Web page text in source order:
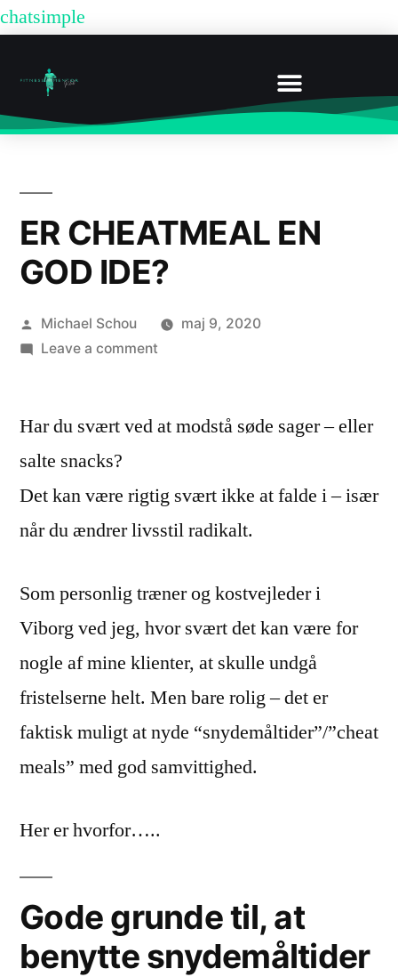
chatsimple
ER CHEATMEAL EN
GOD IDE?
Michael Schou
maj 9, 2020
Leave a comment
Har du svært ved at modstå søde sager – eller
salte snacks?
Det kan være rigtig svært ikke at falde i – især
når du ændrer livsstil radikalt.
Som personlig træner og kostvejleder i
Viborg ved jeg, hvor svært det kan være for
nogle af mine klienter, at skulle undgå
fristelserne helt. Men bare rolig – det er
faktisk muligt at nyde “snydemåltider”/”cheat
meals” med god samvittighed.
Her er hvorfor…..
Gode grunde til, at
benytte snydemåltider